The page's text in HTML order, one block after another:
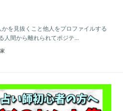
を見抜くこと他人をプロファイルする
人間から離れられてポジテ...